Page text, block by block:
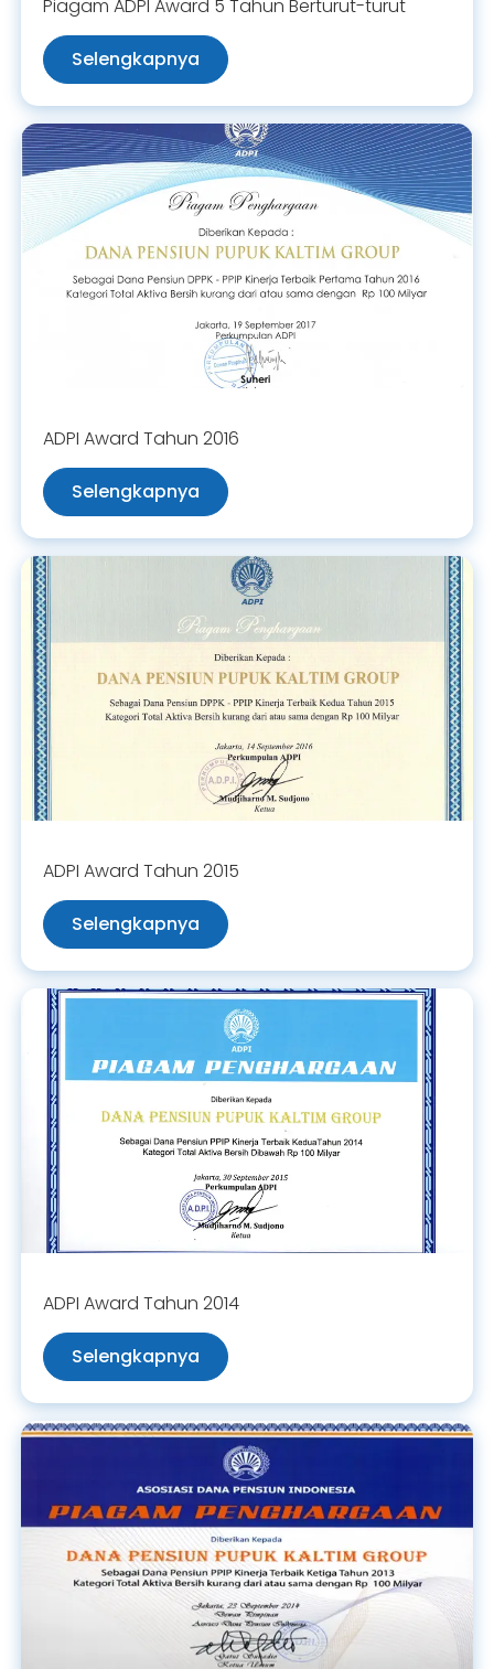
Piagam ADPI Award 5 Tahun Berturut-turut
Selengkapnya
ADPI Award Tahun 2016
Selengkapnya
ADPI Award Tahun 2015
Selengkapnya
ADPI Award Tahun 2014
Selengkapnya